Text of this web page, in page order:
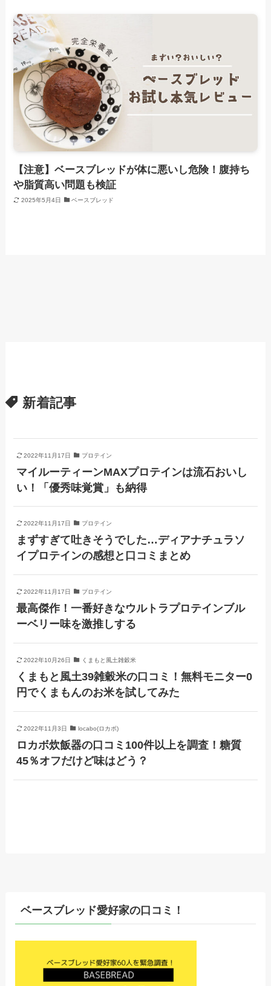
【注意】ベースブレッドが体に悪いし危険！腹持ち
や脂質高い問題も検証
2025年5月4日 ベースブレッド
新着記事
2022年11月17日 プロテイン
マイルーティーンMAXプロテインは流石おいし
い！「優秀味覚賞」も納得
2022年11月17日 プロテイン
まずすぎて吐きそうでした…ディアナチュラソ
イプロテインの感想と口コミまとめ
2022年11月17日 プロテイン
最高傑作！一番好きなウルトラプロテインブル
ーベリー味を激推しする
2022年10月26日 くまもと風土雑穀米
くまもと風土39雑穀米の口コミ！無料モニター0
円でくまもんのお米を試してみた
2022年11月3日 locabo(ロカボ)
ロカボ炊飯器の口コミ100件以上を調査！糖質
45％オフだけど味はどう？
ベースブレッド愛好家の口コミ！